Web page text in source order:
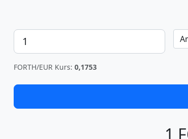
Betrag
FORTH/EUR Kurs: 0,1753
1